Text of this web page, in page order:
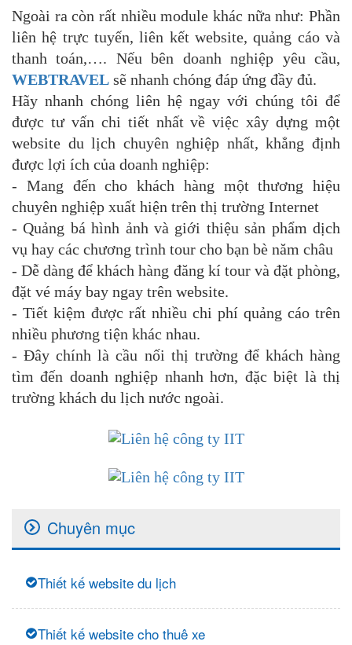
Ngoài ra còn rất nhiều module khác nữa như: Phần
liên hệ trực tuyến, liên kết website, quảng cáo và
thanh toán,…. Nếu bên doanh nghiệp yêu cầu,
WEBTRAVEL sẽ nhanh chóng đáp ứng đầy đủ.
Hãy nhanh chóng liên hệ ngay với chúng tôi để
được tư vấn chi tiết nhất về việc xây dựng một
website du lịch chuyên nghiệp nhất, khẳng định
được lợi ích của doanh nghiệp:
- Mang đến cho khách hàng một thương hiệu
chuyên nghiệp xuất hiện trên thị trường Internet
- Quảng bá hình ảnh và giới thiệu sản phẩm dịch
vụ hay các chương trình tour cho bạn bè năm châu
- Dễ dàng để khách hàng đăng kí tour và đặt phòng,
đặt vé máy bay ngay trên website.
- Tiết kiệm được rất nhiều chi phí quảng cáo trên
nhiều phương tiện khác nhau.
- Đây chính là cầu nối thị trường để khách hàng
tìm đến doanh nghiệp nhanh hơn, đặc biệt là thị
trường khách du lịch nước ngoài.
Chuyên mục
Thiết kế website du lịch
Thiết kế website cho thuê xe